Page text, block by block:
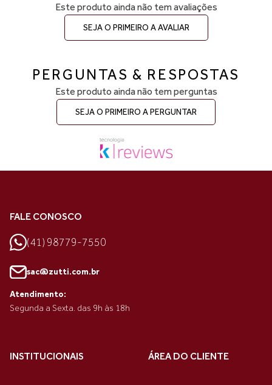
Este produto ainda não tem avaliações
SEJA O PRIMEIRO A AVALIAR
PERGUNTAS & RESPOSTAS
Este produto ainda não tem perguntas
SEJA O PRIMEIRO A PERGUNTAR
FALE CONOSCO
(41) 98779-7550
sac@zutti.com.br
Atendimento:
Segunda a Sexta. das 9h às 18h
INSTITUCIONAIS ÁREA DO CLIENTE